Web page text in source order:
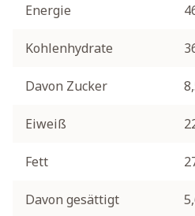
Energie
Kohlenhydrate
Davon Zucker
Eiweiß
Fett
Davon gesättigt